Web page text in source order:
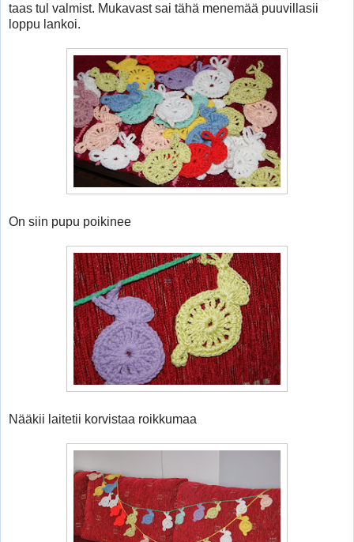
taas tul valmist. Mukavast sai tähä menemää puuvillasii
loppu lankoi.
On siin pupu poikinee
Nääkii laitetii korvistaa roikkumaa